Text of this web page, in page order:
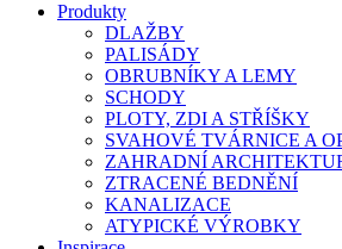
Produkty
DLAŽBY
PALISÁDY
OBRUBNÍKY A LEMY
SCHODY
PLOTY, ZDI A STŘÍŠKY
SVAHOVÉ TVÁRNICE A
ZAHRADNÍ
ZTRACENÉ BEDNĚNÍ
KANALIZACE
ATYPICKÉ VÝROBKY